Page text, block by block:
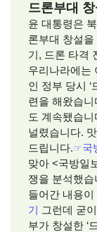
드론부대
윤 대통령은
론부대 창설을
기, 드론 타격
우리나라에는
인 정부 당시 ‘
련을 해왔습니
도 계속됐습
널렸습니다.
드립니다.☞국
맞아 <국방일
쟁을 분석했습
들어간 내용
기
그런데 굳
부가 창설한 ‘